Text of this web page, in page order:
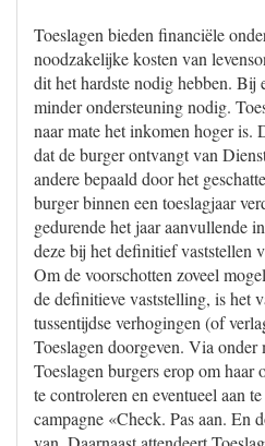
Toeslagen bieden financiële
noodzakelijke kosten van
dit het hardste nodig hebben. Bij
minder ondersteuning nodig.
naar mate het inkomen hoger is.
dat de burger ontvangt van
andere bepaald door het
burger binnen een toeslagjaar
gedurende het jaar aanvullende
deze bij het definitief vaststellen
Om de voorschotten zoveel
de definitieve vaststelling, is het
tussentijdse verhogingen (of
Toeslagen doorgeven. Via onder
Toeslagen burgers erop om haar
te controleren en eventueel aan
campagne «Check. Pas aan. En